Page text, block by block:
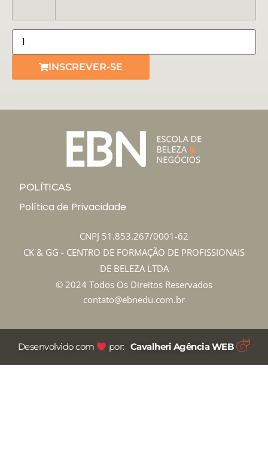
INSCREVER-SE
POLÍTICAS
Política de Privacidade
CNPJ 51.853.267/0001-62
CK & GG - CENTRO DE FORMAÇÃO DE PROFISSIONAIS
DE BELEZA LTDA
© 2024 Todos Os Direitos Reservados
contato@ebnedu.com.br
Desenvolvido com por: Cavalheri Agência WEB